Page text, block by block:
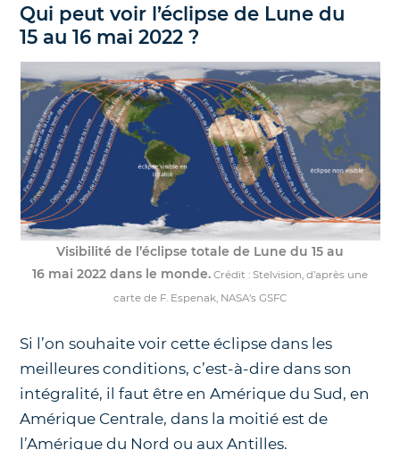
Qui peut voir l’éclipse de Lune du
15 au 16 mai 2022 ?
Visibilité de l’éclipse totale de Lune du 15 au
16 mai 2022 dans le monde. Crédit : Stelvision, d’après une
carte de F. Espenak, NASA’s GSFC
Si l’on souhaite voir cette éclipse dans les
meilleures conditions, c’est-à-dire dans son
intégralité, il faut être en Amérique du Sud, en
Amérique Centrale, dans la moitié est de
l’Amérique du Nord ou aux Antilles.